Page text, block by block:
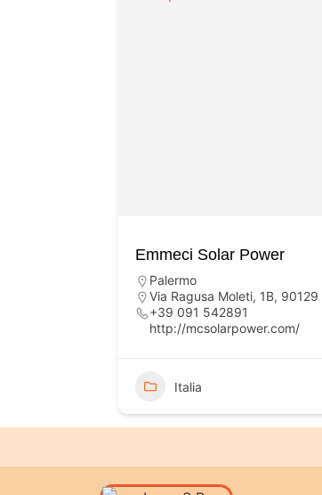
Emmeci Solar Power
Palermo
Via Ragusa Moleti, 1B, 90129
+39 091 542891
http://mcsolarpower.com/
Italia